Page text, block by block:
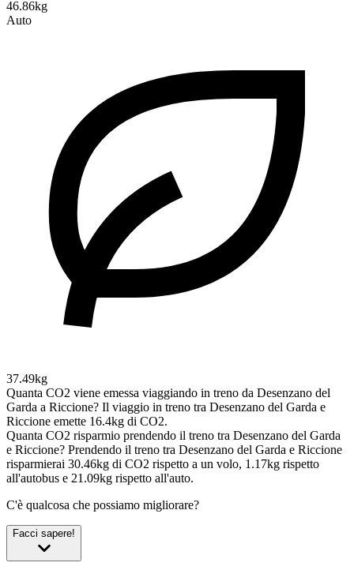
46.86kg
Auto
37.49kg
Quanta CO2 viene emessa viaggiando in treno da Desenzano del
Garda a Riccione? Il viaggio in treno tra Desenzano del Garda e
Riccione emette 16.4kg di CO2.
Quanta CO2 risparmio prendendo il treno tra Desenzano del Garda
e Riccione? Prendendo il treno tra Desenzano del Garda e Riccione
risparmierai 30.46kg di CO2 rispetto a un volo, 1.17kg rispetto
all'autobus e 21.09kg rispetto all'auto.
C'è qualcosa che possiamo migliorare?
Facci sapere!